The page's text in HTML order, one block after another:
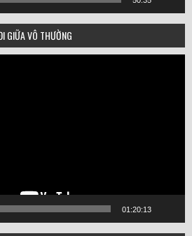
GIỮA VÔ THƯỜNG
01:20:13